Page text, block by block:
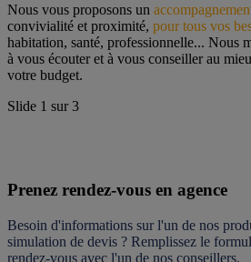
Nous vous proposons un
convivialité et proximité, pour tous vos
habitation, santé, professionnelle... Nous
à vous écouter et à vous conseiller au
votre budget.
Slide 1 sur3
Prenez rendez-vous en agence
Besoin d'informations sur l'un de nos
simulation de devis ? Remplissez le
rendez-vous avec l'un de nos conseillers.